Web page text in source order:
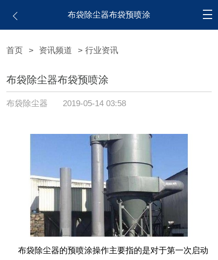
布袋除尘器布袋预喷涂
首页 > 资讯频道 > 行业资讯
布袋除尘器布袋预喷涂
布袋除尘器 2019-05-14 03:58
布袋除尘器的预喷涂操作主要指的是对于第一次启动